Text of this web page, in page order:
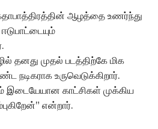
ஆழத்தை உணர்ந்து
தனது முதல் படத்திற்கே மிக
உருவெடுக்கிறார்.
இடையேயான காட்சிகள் முக்கிய
என்றார்.